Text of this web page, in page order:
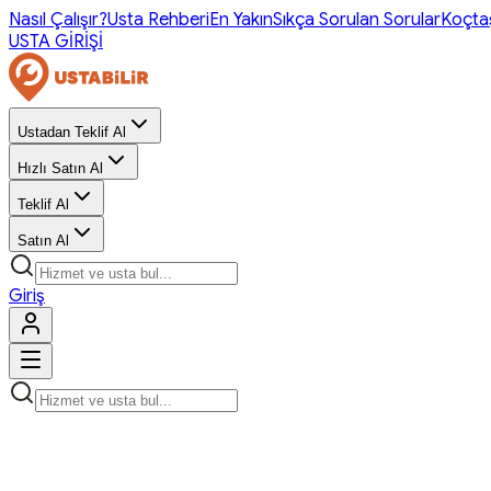
Nasıl Çalışır?Usta RehberiEn YakınSıkça Sorulan Sorular
USTA GİRİŞİ
Ustadan Teklif Al
Hızlı Satın Al
Teklif Al
Satın Al
Giriş